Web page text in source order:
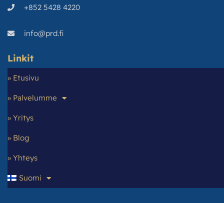
+852 5428 4220
info@prd.fi
Linkit
» Etusivu
» Palvelumme
» Yritys
» Blog
» Yhteys
Suomi